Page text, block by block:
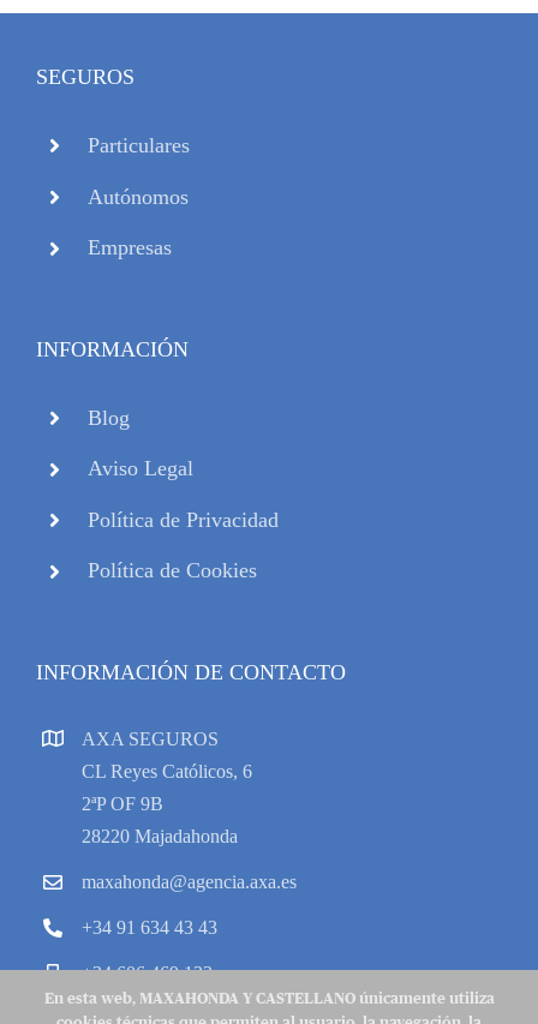
SEGUROS
Particulares
Autónomos
Empresas
INFORMACIÓN
Blog
Aviso Legal
Política de Privacidad
Política de Cookies
INFORMACIÓN DE CONTACTO
AXA SEGUROS
CL Reyes Católicos, 6
2ªP OF 9B
28220 Majadahonda
maxahonda@agencia.axa.es
+34 91 634 43 43
+34 606 469 133
En esta web, MAXAHONDA Y CASTELLANO únicamente utiliza